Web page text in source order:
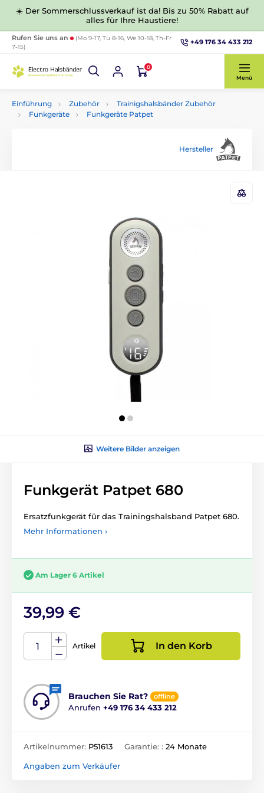
☀️ Der Sommerschlussverkauf ist da! Bis zu 50% Rabatt auf
alles für Ihre Haustiere!
Rufen Sie uns an
(Mo 9-17, Tu 8-16, We 10-18, Th-Fr
7-15)
+49 176 34 433 212
0
Menü
Einführung Zubehör
Trainigshalsbänder Zubehör
Funkgeräte
Funkgeräte Patpet
Hersteller
Weitere Bilder anzeigen
Funkgerät Patpet 680
Ersatzfunkgerät für das Trainingshalsband Patpet 680.
Mehr Informationen ›
Am Lager 6 Artikel
39,99 €
Artikel In den Korb
Brauchen Sie Rat? offline
Anrufen +49 176 34 433 212
Artikelnummer: P51613 Garantie: : 24 Monate
Angaben zum Verkäufer